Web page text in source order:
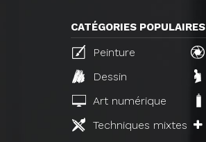
CATÉGORIES POPULAIRES
Peinture
Dessin
Art numérique
Techniques mixtes